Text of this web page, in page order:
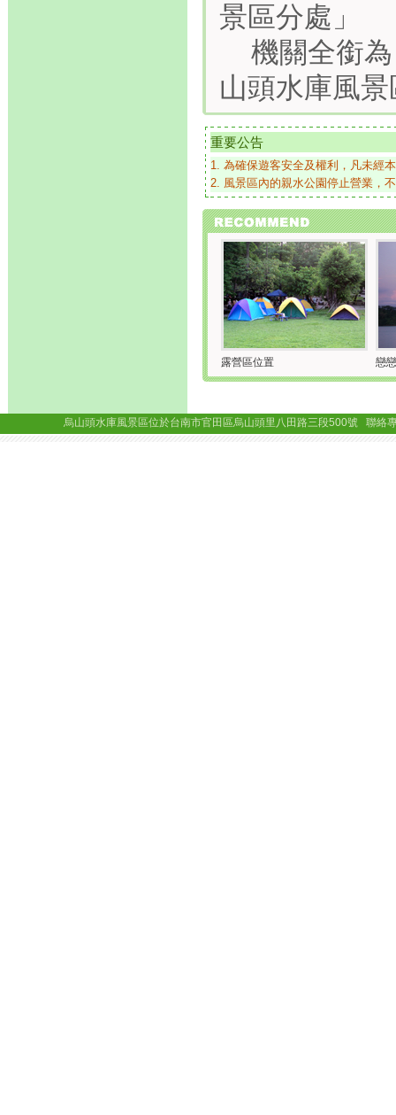
景區分處」
機關全銜為
山頭水庫風
重要公告
1. 為確保遊客安全及權利，凡未經
2. 風景區內的親水公園停止營業，
露營區位置 戀
烏山頭水庫風景區位於台南市官田區烏山頭里八田路三段500號 聯